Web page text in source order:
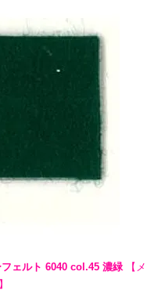
ェルト 6040 col.45 濃緑【メ